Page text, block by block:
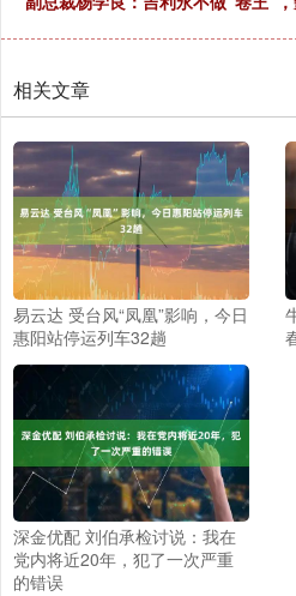
相关文章
易云达 受台风“凤凰”影响，今日
惠阳站停运列车32趟
深金优配 刘伯承检讨说：我在
党内将近20年，犯了一次严重
的错误